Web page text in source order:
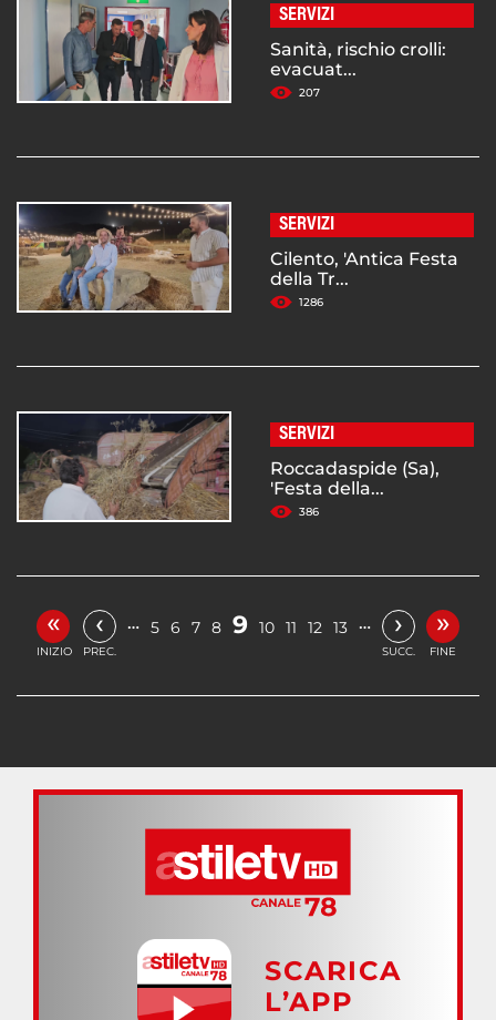
SERVIZI
Sanità, rischio crolli:
evacuat...
207
SERVIZI
Cilento, 'Antica Festa
della Tr...
1286
SERVIZI
Roccadaspide (Sa),
'Festa della...
386
«
INIZIO
‹
PREC.
… 5 6 7 8 9 10 11 12 13 … ›
SUCC.
»
FINE
SCARICA
L’APP